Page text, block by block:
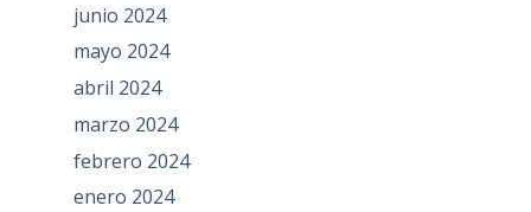
junio 2024
mayo 2024
abril 2024
marzo 2024
febrero 2024
enero 2024